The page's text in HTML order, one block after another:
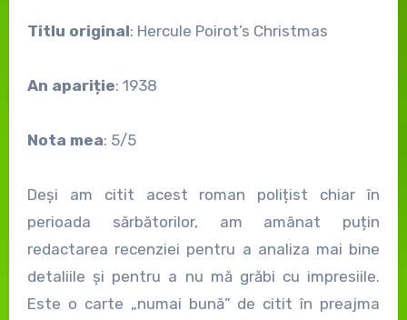
Titlu original: Hercule Poirot’s Christmas
An apariție: 1938
Nota mea: 5/5
Deși am citit acest roman polițist chiar în
perioada sărbătorilor, am amânat puțin
redactarea recenziei pentru a analiza mai bine
detaliile și pentru a nu mă grăbi cu impresiile.
Este o carte „numai bună” de citit în preajma